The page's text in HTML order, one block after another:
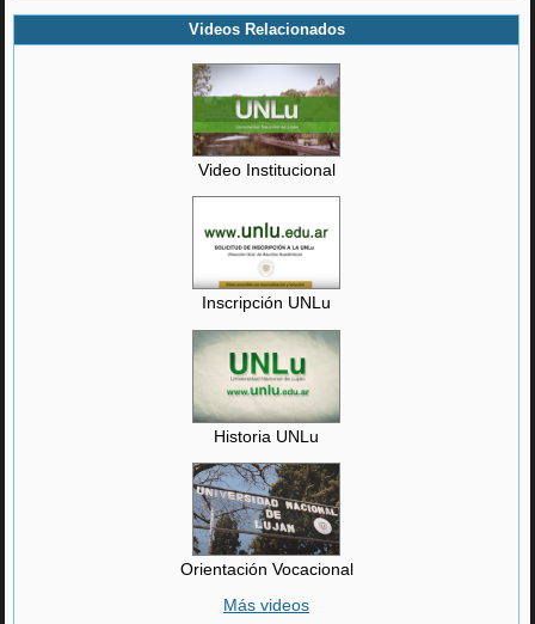
Videos Relacionados
Video Institucional
Inscripción UNLu
Historia UNLu
Orientación Vocacional
Más videos